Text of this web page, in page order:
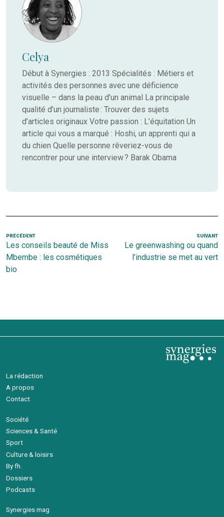
Celya
Début à Synergies : 2013 Spécialités : Métiers et
activités des personnes avec une déficience
visuelle – dans la peau d’un animal La principale
qualité d’un journaliste : Trouver des sujets
d’articles originaux Votre passion : L’équitation Un
article qui vous a marqué : Hoshi, un apprenti qui a
du chien Quelle personne rêveriez-vous de
rencontrer pour une interview ? Barak Obama
Navigation
de
l’article
Article
précédent
PRÉCÉDENT
Les conseils beauté de Miss
Mbembe : les cosmétiques
bio
SUIVANT
Le greenwashing ou quand
l’industrie se met au vert
La rédaction
A propos
Contact
Société
Sciences & Santé
Sport
Culture & loisirs
By fh.
Dossiers
Podcasts
Synergies mag